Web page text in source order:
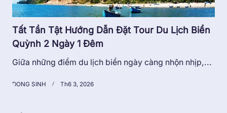
Tất Tần Tật Hướng Dẫn Đặt Tour Du Lịch Biển
Quỳnh 2 Ngày 1 Đêm
Giữa những điểm du lịch biển ngày càng nhộn nhịp,...
DONG SINH Th6 3, 2026